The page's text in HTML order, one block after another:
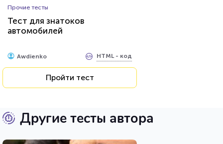
Прочие тесты
Тест для знатоков
автомобилей
Awdienko HTML - код
Пройти тест
Другие тесты автора